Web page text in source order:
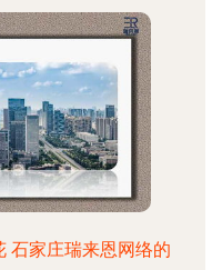
石家庄瑞来恩网络的